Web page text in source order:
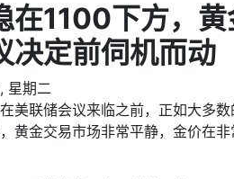
在1100下方，
决定前伺机而动
星期二
美联储会议来临之前，正如大多
黄金交易市场非常平静，金价在